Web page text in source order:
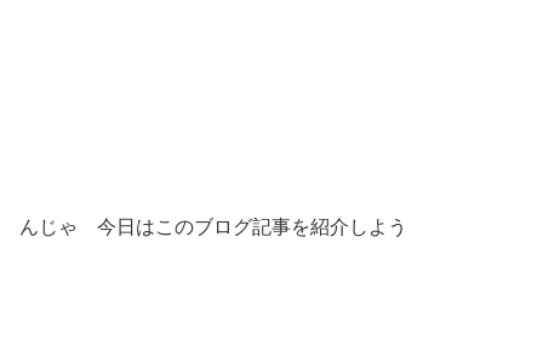
んじゃ 今日はこのブログ記事を紹介しよう